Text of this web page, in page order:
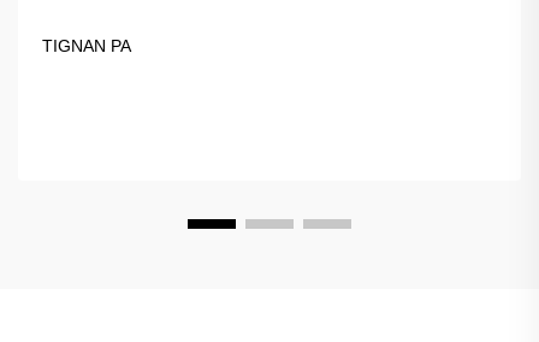
TIGNAN PA